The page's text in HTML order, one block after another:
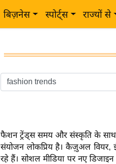
बिज़नेस स्पोर्ट्स राज्यों से
फैशन ट्रेंड्स समय और संस्कृति के
संयोजन लोकप्रिय है। कैज़ुअल
रहे हैं। सोशल मीडिया पर नए